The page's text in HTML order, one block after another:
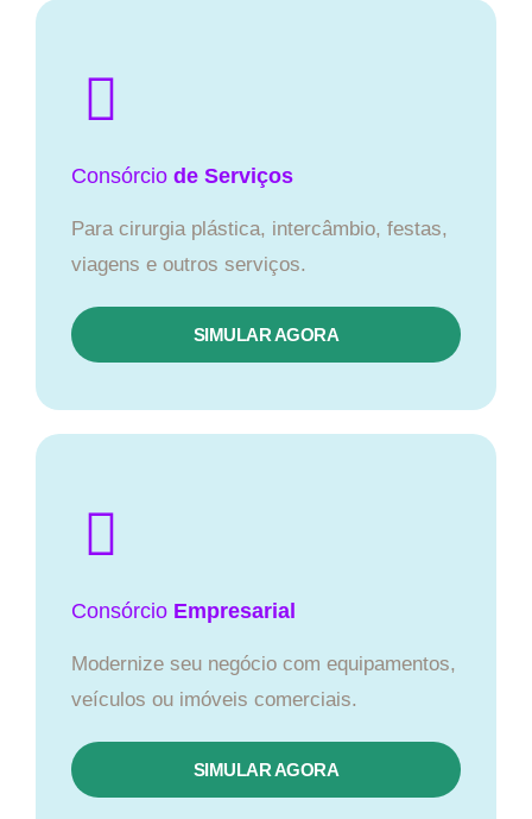
Consórcio de Serviços
Para cirurgia plástica, intercâmbio, festas,
viagens e outros serviços.
SIMULAR AGORA
Consórcio Empresarial
Modernize seu negócio com equipamentos,
veículos ou imóveis comerciais.
SIMULAR AGORA